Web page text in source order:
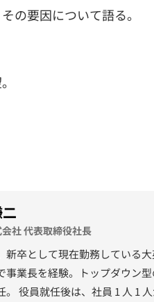
の要因について語る。
社 代表取締役社長
新卒として現在勤務している
事業長を経験。トップダウン
。 役員就任後は、社員 1 人 1